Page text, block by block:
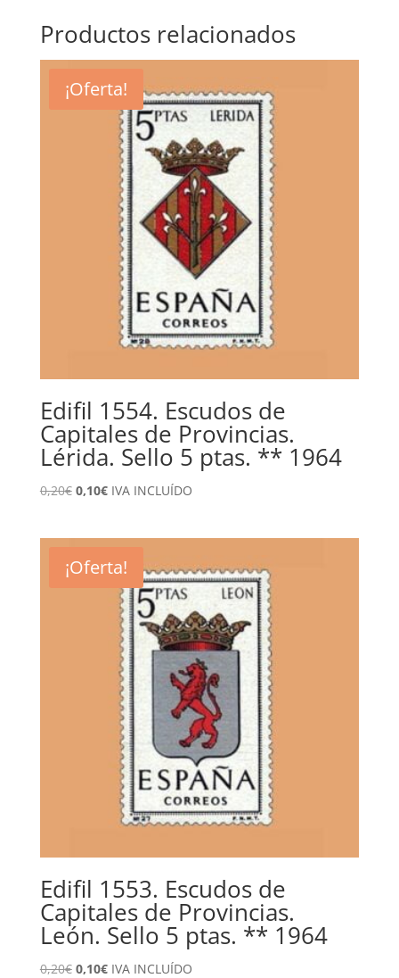
Productos relacionados
¡Oferta!
Edifil 1554. Escudos de
Capitales de Provincias.
Lérida. Sello 5 ptas. ** 1964
0,20€ El
0,20€.
0,10€El
0,10€.
IVA INCLUÍDO
¡Oferta!
Edifil 1553. Escudos de
Capitales de Provincias.
León. Sello 5 ptas. ** 1964
0,20€ El
0,10€ElIVA INCLUÍDO